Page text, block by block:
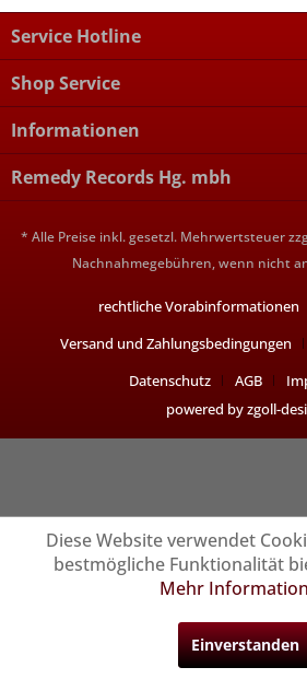
Service Hotline
Shop Service
Informationen
Remedy Records Hg. mbh
* Alle Preise inkl. gesetzl. Mehrwertsteuer
Nachnahmegebühren, wenn nicht
rechtliche Vorabinformationen
Versand und Zahlungsbedingungen
Datenschutz
AGB
powered by zgoll-
Diese Website verwendet
bestmögliche Funktionalität
Mehr
Einverstanden